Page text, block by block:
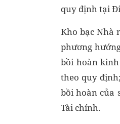
quy định tại
Kho bạc Nhà
phương
bồi hoàn
theo quy
bồi hoàn của
Tài chính.